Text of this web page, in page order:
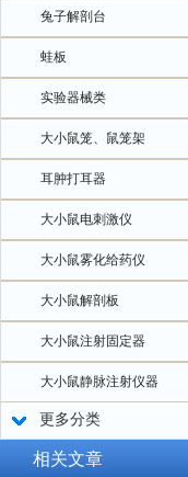
兔子解剖台
蛙板
实验器械类
大小鼠笼、鼠笼架
耳肿打耳器
大小鼠电刺激仪
大小鼠雾化给药仪
大小鼠解剖板
大小鼠注射固定器
大小鼠静脉注射仪器
更多分类
相关文章